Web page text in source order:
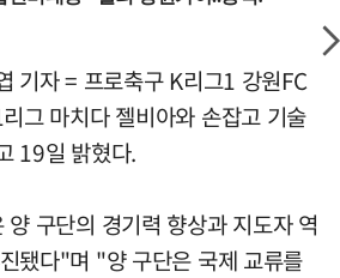
기자 = 프로축구 K리그1 강원FC
그 마치다 젤비아와 손잡고 기술
19일 밝혔다.
구단의 경기력 향상과 지도자 역
됐다"며 "양 구단은 국제 교류를